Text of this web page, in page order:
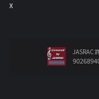
X
JASRAC